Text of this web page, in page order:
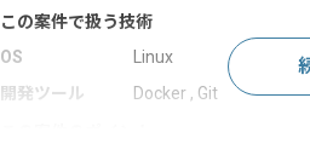
この案件で扱う技術
OS
Linux
開発ツール
Docker , Git